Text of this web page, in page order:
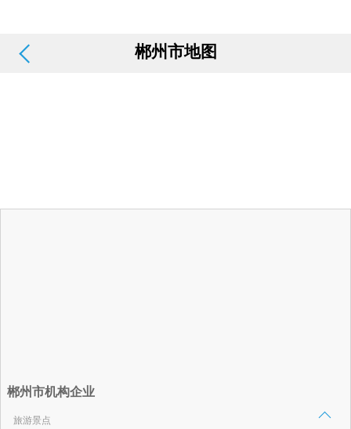
郴州市地图
郴州市机构企业
旅游景点